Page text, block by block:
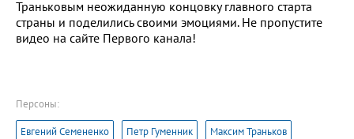
Траньковым неожиданную концовку главного старта
страны и поделились своими эмоциями. Не пропустите
видео на сайте Первого канала!
Персоны:
Евгений Семененко Петр Гуменник Максим Траньков